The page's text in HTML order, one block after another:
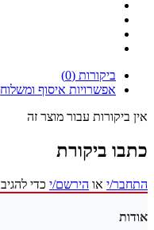
ביקורות (0)
אפשרויות איסוף ומשלוח
אין ביקורות עבור מוצר זה
כתבו ביקורת
התחבר/י או הירשם/י כדי להגיב
אודות